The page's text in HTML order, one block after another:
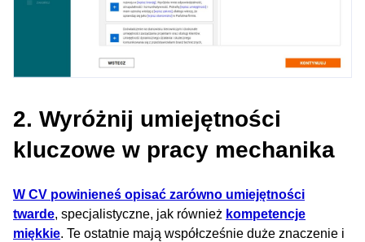
2. Wyróżnij umiejętności
kluczowe w pracy mechanika
W CV powinieneś opisać zarówno umiejętności
twarde, specjalistyczne, jak również kompetencje
miękkie. Te ostatnie mają współcześnie duże znaczenie i